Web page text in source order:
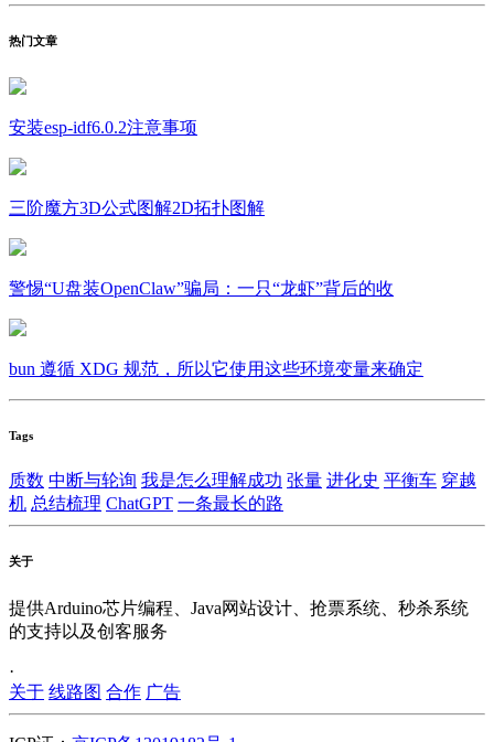
热门文章
安装esp-idf6.0.2注意事项
三阶魔方3D公式图解2D拓扑图解
警惕“U盘装OpenClaw”骗局：一只“龙虾”背后的收
bun 遵循 XDG 规范，所以它使用这些环境变量来确定
Tags
质数 中断与轮询 我是怎么理解成功 张量 进化史 平衡车 穿越
机 总结梳理 ChatGPT 一条最长的路
关于
提供Arduino芯片编程、Java网站设计、抢票系统、秒杀系统
的支持以及创客服务
·
关于 线路图 合作 广告